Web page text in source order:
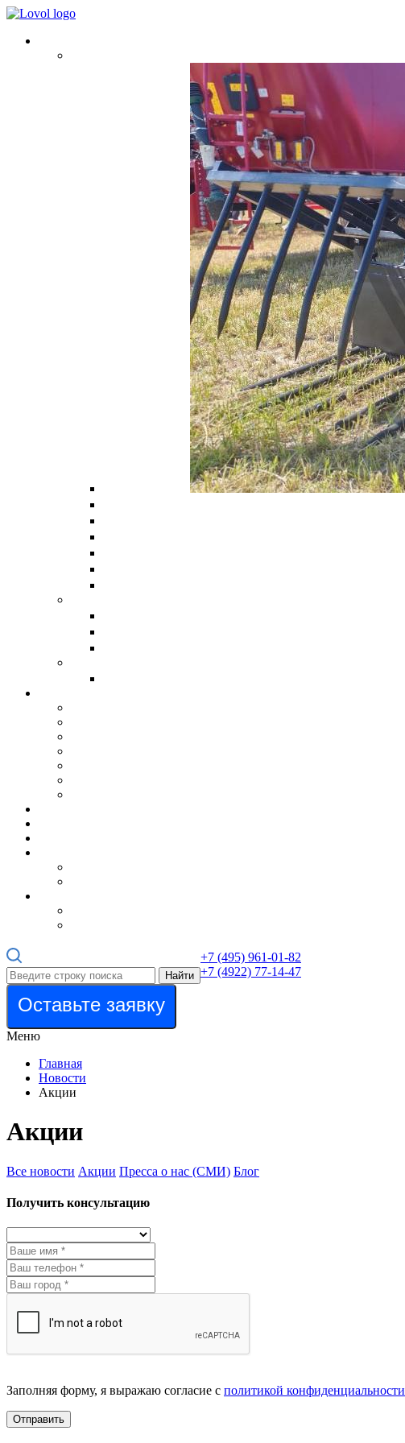
Найти
+7 (495) 961-01-82
+7 (4922) 77-14-47
Оставьте заявку
Меню
Главная
Новости
Акции
Акции
Все новости Акции Пресса о нас (СМИ) Блог
Получить консультацию
Заполняя форму, я выражаю согласие с политикой конфиденциальности
Отправить